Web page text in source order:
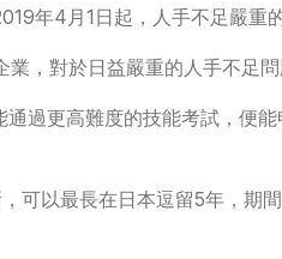
年4月1日起，人手不足嚴重
，對於日益嚴重的人手不足
過更高難度的技能考試，便
可以最長在日本逗留5年，期間